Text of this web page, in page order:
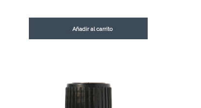
Añadir al carrito